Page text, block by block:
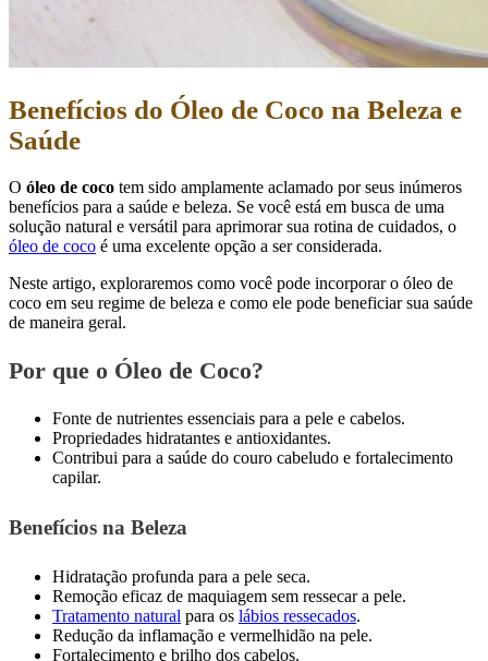
Benefícios do Óleo de Coco na Beleza e
Saúde
O óleo de coco tem sido amplamente aclamado por seus inúmeros
benefícios para a saúde e beleza. Se você está em busca de uma
solução natural e versátil para aprimorar sua rotina de cuidados, o
óleo de coco é uma excelente opção a ser considerada.
Neste artigo, exploraremos como você pode incorporar o óleo de
coco em seu regime de beleza e como ele pode beneficiar sua saúde
de maneira geral.
Por que o Óleo de Coco?
Fonte de nutrientes essenciais para a pele e cabelos.
Propriedades hidratantes e antioxidantes.
Contribui para a saúde do couro cabeludo e fortalecimento
capilar.
Benefícios na Beleza
Hidratação profunda para a pele seca.
Remoção eficaz de maquiagem sem ressecar a pele.
Tratamento natural para os lábios ressecados.
Redução da inflamação e vermelhidão na pele.
Fortalecimento e brilho dos cabelos.